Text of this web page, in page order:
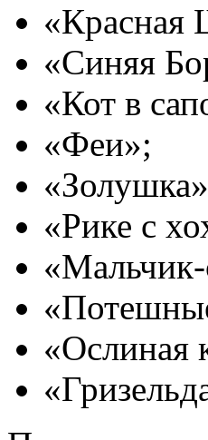
«Красная
«Синяя
«Кот в
«Феи»;
«Рике с
«Ослиная